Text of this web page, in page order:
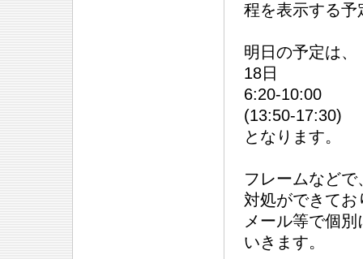
程を表示する予
明日の予定は、
18日
6:20-10:00
(13:50-17:30)
となります。
フレームなど
対処ができて
メール等で個
いきます。